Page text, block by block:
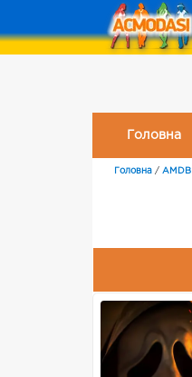
Головна
Головна / AMDB